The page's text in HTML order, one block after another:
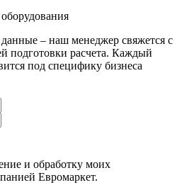
оборудования
– наш менеджер свяжется с
подготовки расчета. Каждый
под специфику бизнеса
и обработку моих
Евромаркет.